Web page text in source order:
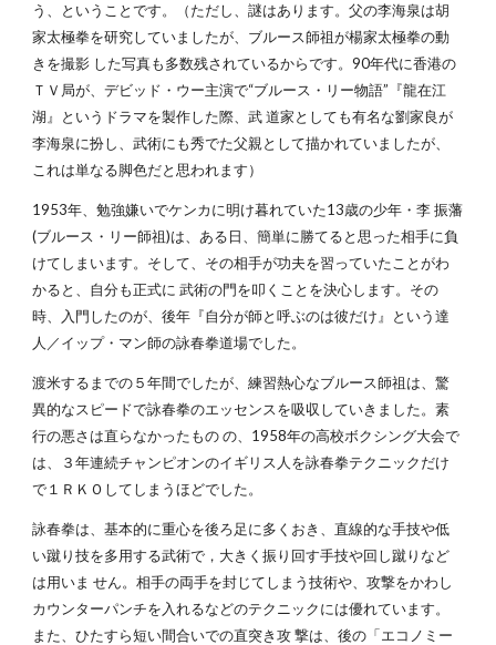
う、ということです。（ただし、謎はあります。父の李海泉は胡
家太極拳を研究していましたが、ブルース師祖が楊家太極拳の動
きを撮影 した写真も多数残されているからです。90年代に香港の
ＴＶ局が、デビッド・ウー主演で“ブルース・リー物語”『龍在江
湖』というドラマを製作した際、武 道家としても有名な劉家良が
李海泉に扮し、武術にも秀でた父親として描かれていましたが、
これは単なる脚色だと思われます）
1953年、勉強嫌いでケンカに明け暮れていた13歳の少年・李 振藩
(ブルース・リー師祖)は、ある日、簡単に勝てると思った相手に負
けてしまいます。そして、その相手が功夫を習っていたことがわ
かると、自分も正式に 武術の門を叩くことを決心します。その
時、入門したのが、後年『自分が師と呼ぶのは彼だけ』という達
人／イップ・マン師の詠春拳道場でした。
渡米するまでの５年間でしたが、練習熱心なブルース師祖は、驚
異的なスピードで詠春拳のエッセンスを吸収していきました。素
行の悪さは直らなかったもの の、1958年の高校ボクシング大会で
は、３年連続チャンピオンのイギリス人を詠春拳テクニックだけ
で１ＲＫＯしてしまうほどでした。
詠春拳は、基本的に重心を後ろ足に多くおき、直線的な手技や低
い蹴り技を多用する武術で，大きく振り回す手技や回し蹴りなど
は用いま せん。相手の両手を封じてしまう技術や、攻撃をかわし
カウンターパンチを入れるなどのテクニックには優れています。
また、ひたすら短い間合いでの直突き攻 撃は、後の「エコノミー